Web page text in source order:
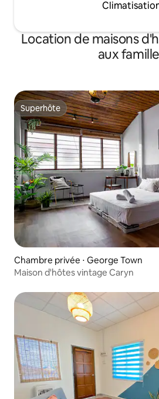
Location de maisons
aux
Superhôte
Superhôte
Chambre privée ⋅ George Town
Maison d'hôtes vintage Caryn